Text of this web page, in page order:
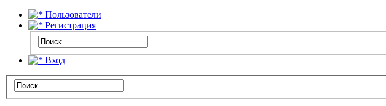
Пользователи
Регистрация
Вход